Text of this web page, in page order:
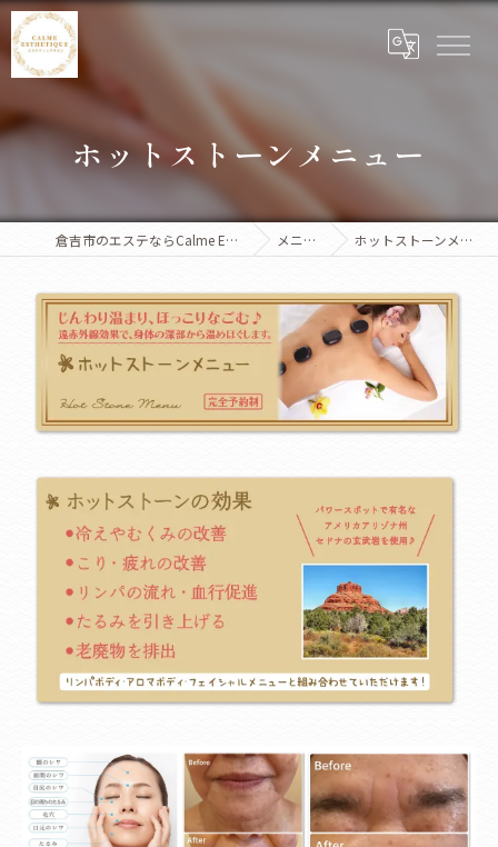
ホットストーンメニュー
倉吉市のエステならCalme Esthetique メニュー ホットストーンメニュー